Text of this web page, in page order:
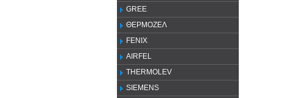
GREE
ΘΕΡΜΟΖΕΛ
FENIX
AIRFEL
THERMOLEV
SIEMENS